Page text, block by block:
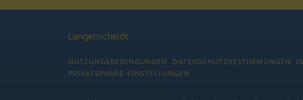
Langenscheidt
NUTZUNGSBEDINGUNGEN DATENSCHUTZBESTIMMUNGEN
PRIVATSPHÄRE-EINSTELLUNGEN